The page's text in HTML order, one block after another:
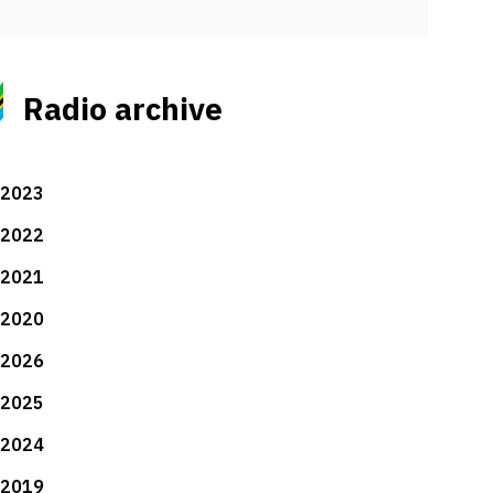
Radio archive
2023
2022
2021
2020
2026
2025
2024
2019